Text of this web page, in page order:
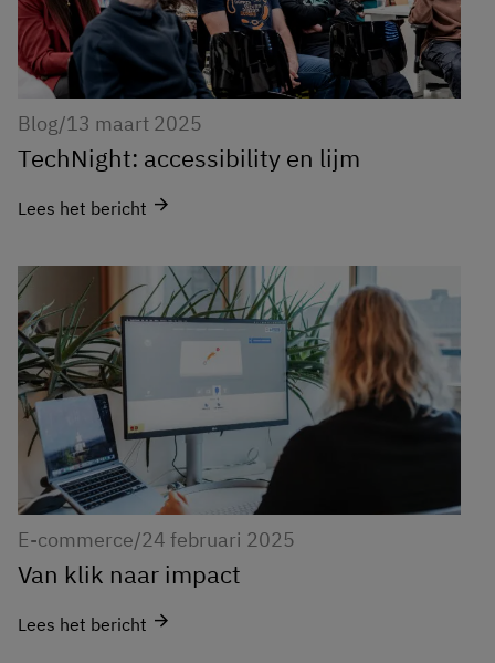
Blog/13 maart 2025
TechNight: accessibility en lijm
Lees het bericht arrow_forward
E-commerce/24 februari 2025
Van klik naar impact
Lees het bericht arrow_forward